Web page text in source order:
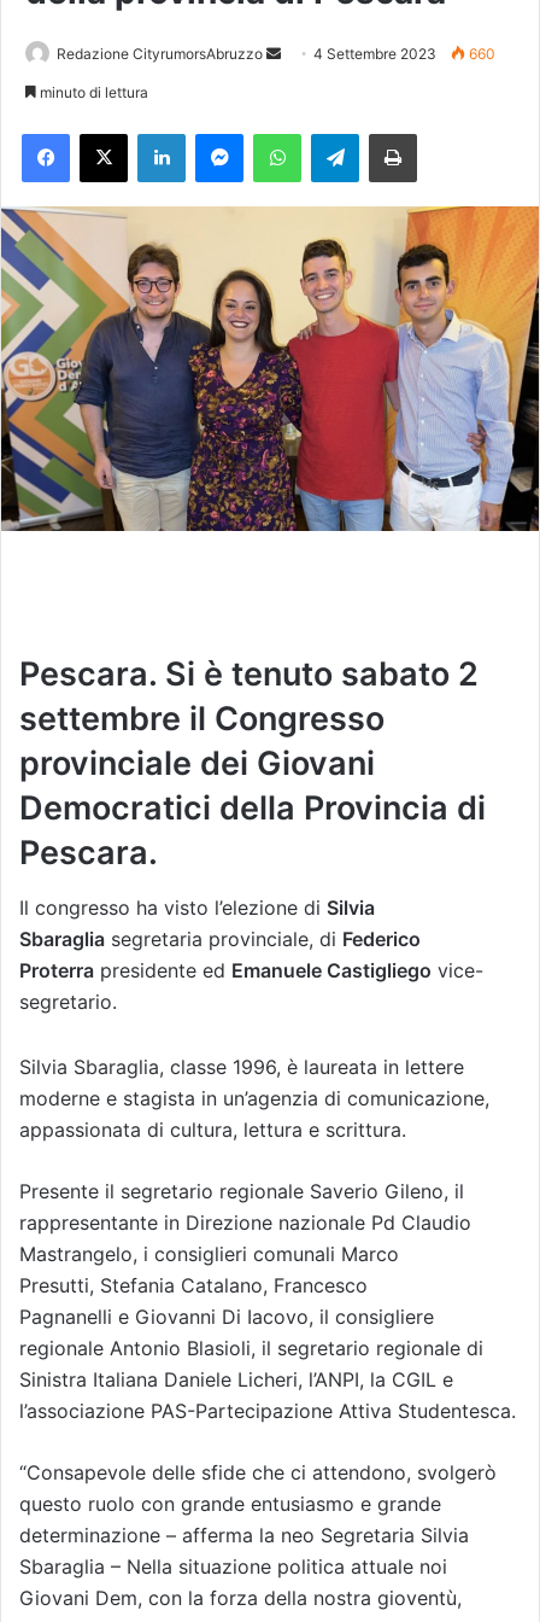
Redazione CityrumorsAbruzzo
a
a
i
l
4 Settembre 2023 660
minuto di lettura
Telegram
Pescara. Si è tenuto sabato 2
settembre il Congresso
provinciale dei Giovani
Democratici della Provincia di
Pescara.
Il congresso ha visto l’elezione di Silvia
Sbaraglia segretaria provinciale, di Federico
Proterra presidente ed Emanuele Castigliego vice-
segretario.
Silvia Sbaraglia, classe 1996, è laureata in lettere
moderne e stagista in un’agenzia di comunicazione,
appassionata di cultura, lettura e scrittura.
Presente il segretario regionale Saverio Gileno, il
rappresentante in Direzione nazionale Pd Claudio
Mastrangelo, i consiglieri comunali Marco
Presutti, Stefania Catalano, Francesco
Pagnanelli e Giovanni Di Iacovo, il consigliere
regionale Antonio Blasioli, il segretario regionale di
Sinistra Italiana Daniele Licheri, l’ANPI, la CGIL e
l’associazione PAS-Partecipazione Attiva Studentesca.
“Consapevole delle sfide che ci attendono, svolgerò
questo ruolo con grande entusiasmo e grande
determinazione – afferma la neo Segretaria Silvia
Sbaraglia – Nella situazione politica attuale noi
Giovani Dem, con la forza della nostra gioventù,